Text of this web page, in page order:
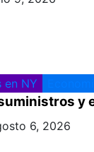
en NY
6, 2026